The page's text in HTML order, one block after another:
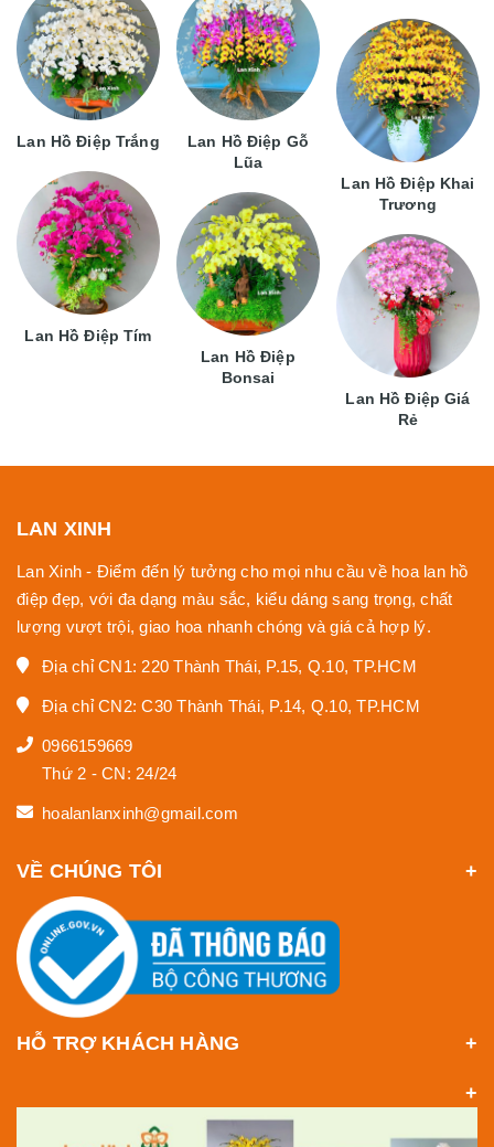
Lan Hồ Điệp Trắng
Lan Hồ Điệp Tím
Lan Hồ Điệp Gỗ
Lũa
Lan Hồ Điệp
Bonsai
Lan Hồ Điệp Khai
Trương
Lan Hồ Điệp Giá
Rẻ
LAN XINH
Lan Xinh - Điểm đến lý tưởng cho mọi nhu cầu về hoa lan hồ
điệp đẹp, với đa dạng màu sắc, kiểu dáng sang trọng, chất
lượng vượt trội, giao hoa nhanh chóng và giá cả hợp lý.
Địa chỉ CN1: 220 Thành Thái, P.15, Q.10, TP.HCM
Địa chỉ CN2: C30 Thành Thái, P.14, Q.10, TP.HCM
0966159669
Thứ 2 - CN: 24/24
hoalanlanxinh@gmail.com
VỀ CHÚNG TÔI
HỖ TRỢ KHÁCH HÀNG